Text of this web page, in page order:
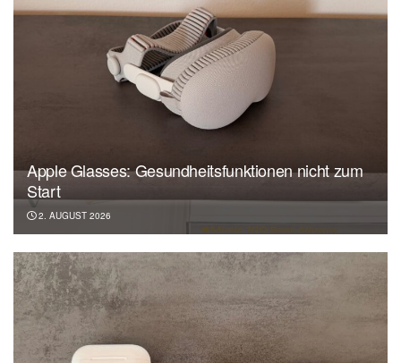
Apple Glasses: Gesundheitsfunktionen nicht zum
Start
2. AUGUST 2026